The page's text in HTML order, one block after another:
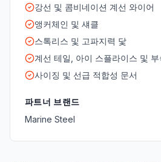
강선 및 콤비네이션 계선 와이어
앵커체인 및 섀클
스톡리스 및 고파지력 닻
계선 테일, 아이 스플라이스 및 부
사이징 및 선급 적합성 문서
파트너 브랜드
Marine Steel